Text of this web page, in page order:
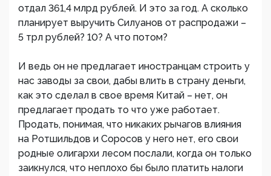
отдал 361,4 млрд рублей. И это за год. А сколько
планирует выручить Силуанов от распродажи –
5 трл рублей? 10? А что потом?
И ведь он не предлагает иностранцам строить у
нас заводы за свои, дабы влить в страну деньги,
как это сделал в свое время Китай – нет, он
предлагает продать то что уже работает.
Продать, понимая, что никаких рычагов влияния
на Ротшильдов и Соросов у него нет, его свои
родные олигархи лесом послали, когда он только
заикнулся, что неплохо бы было платить налоги